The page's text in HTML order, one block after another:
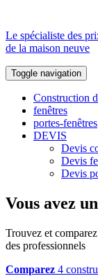
Le spécialiste des
de la maison neuve
Toggle navigation
Construction
fenêtres
portes-fenêtres
DEVIS
Devis
Devis
Devis
Vous avez
Trouvez et comparez
des professionnels
Comparez 4